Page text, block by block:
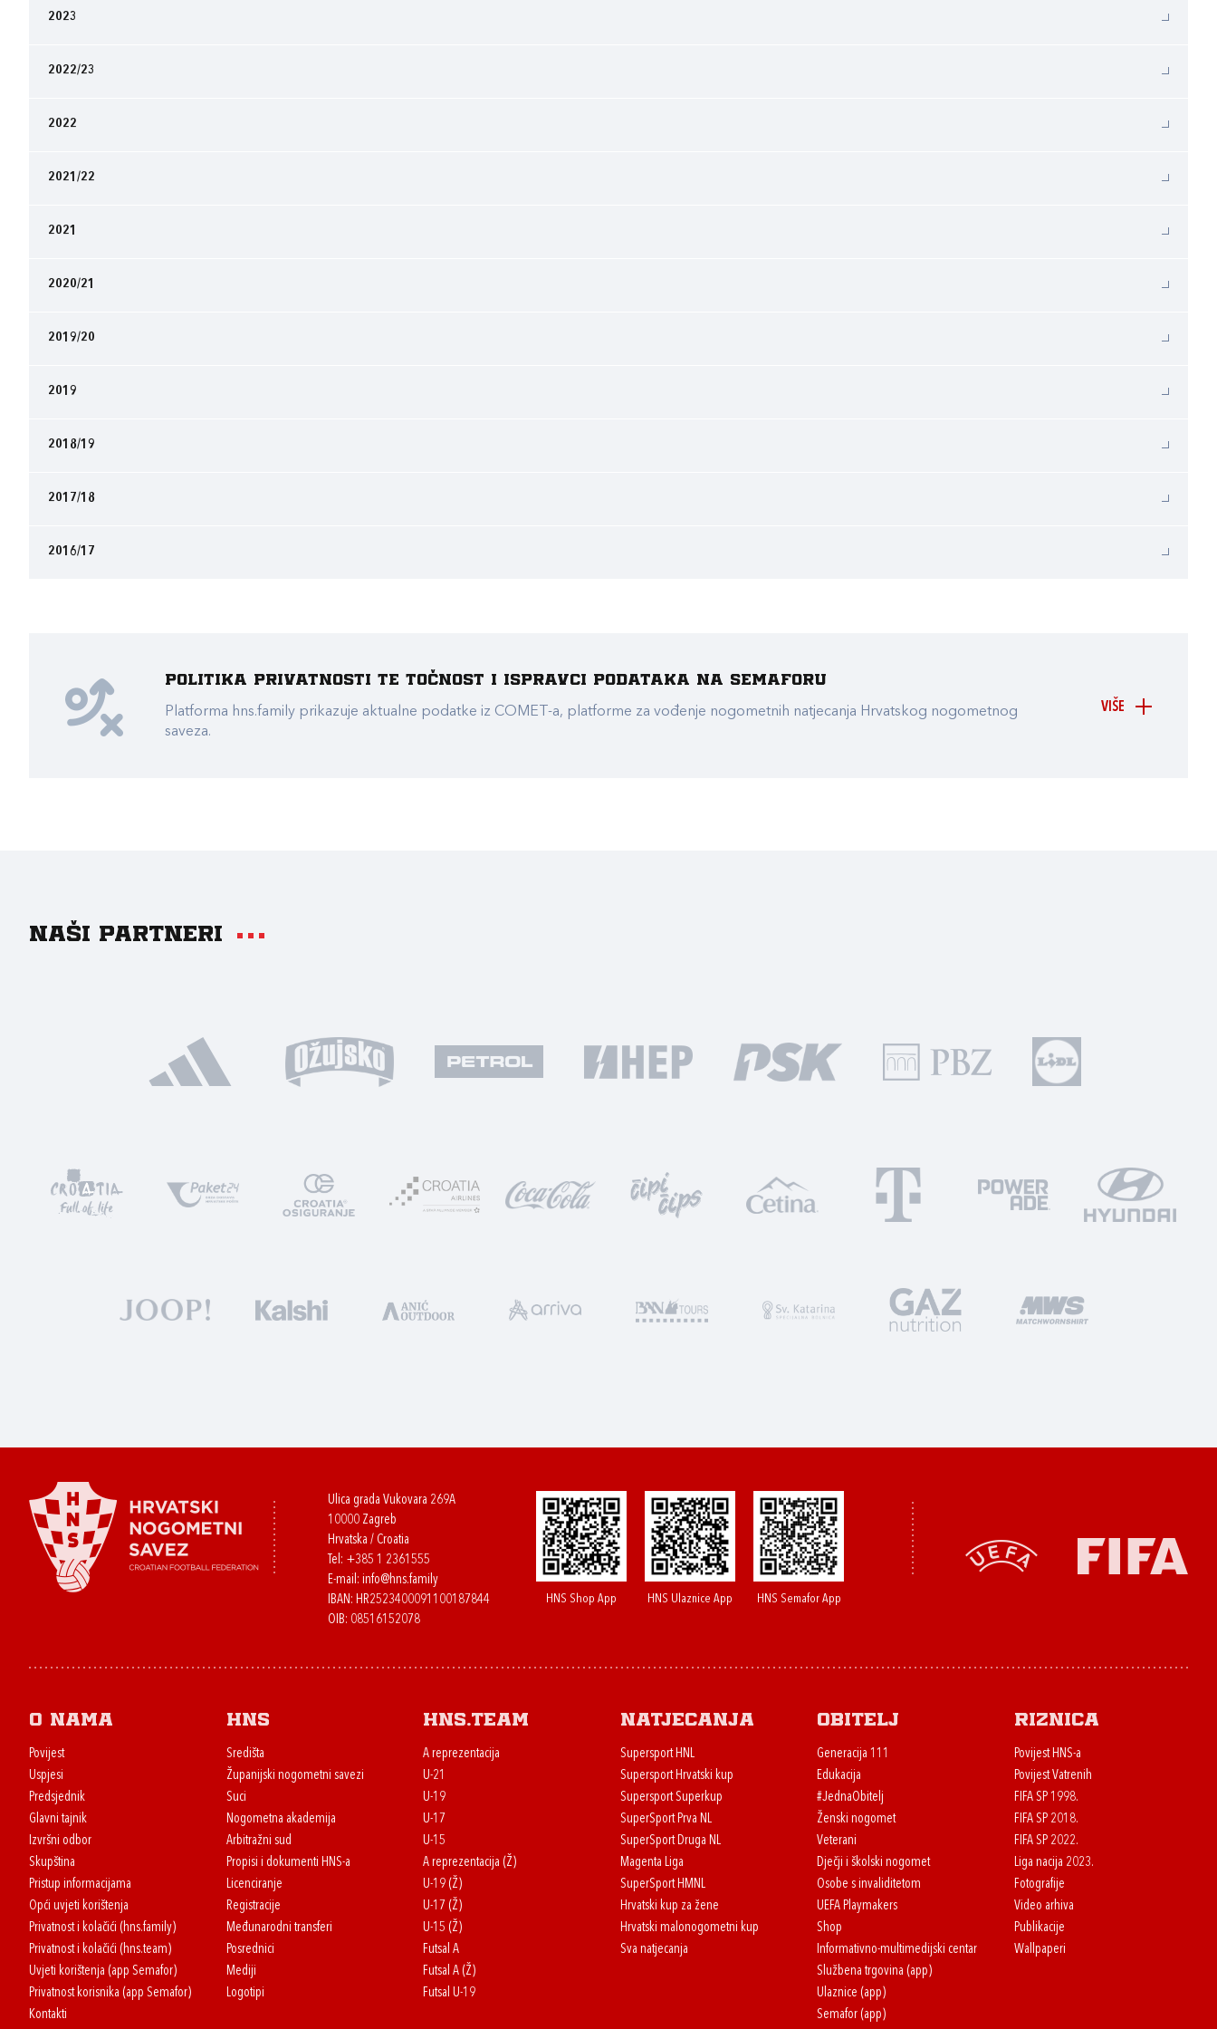
2023
2022/23
2022
2021/22
2021
2020/21
2019/20
2019
2018/19
2017/18
2016/17
VIŠE
Politika privatnosti te točnost i ispravci podataka na Semaforu
Platforma hns.family prikazuje aktualne podatke iz COMET-a, platforme za vođenje nogometnih natjecanja Hrvatskog nogometnog
saveza.
Naši partneri
Ulica grada Vukovara 269A
10000 Zagreb
Hrvatska / Croatia
Tel: +385 1 2361555
E-mail: info@hns.family
IBAN: HR2523400091100187844
OIB: 08516152078
HNS Shop App HNS Ulaznice App HNS Semafor App
O nama
Povijest
Uspjesi
Predsjednik
Glavni tajnik
Izvršni odbor
Skupština
Pristup informacijama
Opći uvjeti korištenja
Privatnost i kolačići (hns.family)
Privatnost i kolačići (hns.team)
Uvjeti korištenja (app Semafor)
Privatnost korisnika (app Semafor)
Kontakti
HNS
Središta
Županijski nogometni savezi
Suci
Nogometna akademija
Arbitražni sud
Propisi i dokumenti HNS-a
Licenciranje
Registracije
Međunarodni transferi
Posrednici
Mediji
Logotipi
HNS.team
A reprezentacija
U-21
U-19
U-17
U-15
A reprezentacija (Ž)
U-19 (Ž)
U-17 (Ž)
U-15 (Ž)
Futsal A
Futsal A (Ž)
Futsal U-19
Natjecanja
Supersport HNL
Supersport Hrvatski kup
Supersport Superkup
SuperSport Prva NL
SuperSport Druga NL
Magenta Liga
SuperSport HMNL
Hrvatski kup za žene
Hrvatski malonogometni kup
Sva natjecanja
Obitelj
Generacija 111
Edukacija
#JednaObitelj
Ženski nogomet
Veterani
Dječji i školski nogomet
Osobe s invaliditetom
UEFA Playmakers
Shop
Informativno-multimedijski centar
Službena trgovina (app)
Ulaznice (app)
Semafor (app)
Riznica
Povijest HNS-a
Povijest Vatrenih
FIFA SP 1998.
FIFA SP 2018.
FIFA SP 2022.
Liga nacija 2023.
Fotografije
Video arhiva
Publikacije
Wallpaperi